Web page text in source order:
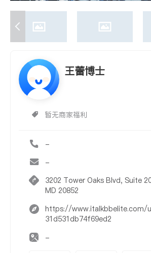
王蕾博士
暂无商家福利
-
-
3202 Tower Oaks Blvd, Suite
MD 20852
https://www.italkbbelite.com/
31d531db74f69ed2
-